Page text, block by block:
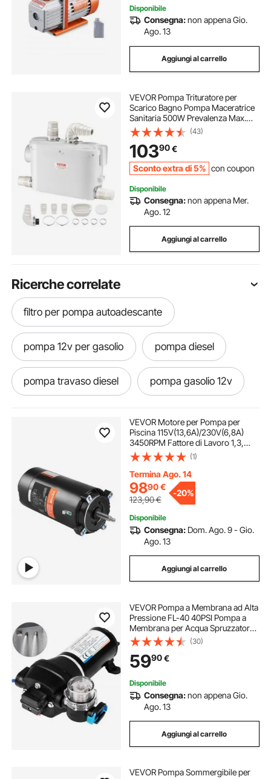
Disponibile
Consegna:non appena Gio.
Ago. 13
Aggiungi al carrello
VEVOR Pompa Trituratore per
Scarico Bagno Pompa Maceratrice
Sanitaria 500W Prevalenza Max.
8m 3 Entrate per Tubi Portata Max.
6600L/h, Pompa Trituratore WC
2900 giri/min Resistente all'Acqua
Calda
(43)
10390€
Sconto extra di 5% con coupon
Disponibile
Consegna:non appena Mer.
Ago. 12
Aggiungi al carrello
Ricerche correlate
filtro per pompa autoadescante
pompa 12v per gasolio pompa diesel
pompa travaso diesel pompa gasolio 12v
pompa travaso gasolio 12v
pompa acciaio irroratrice
pompa sommergibile con interruttore
pompa sommersa acciaio
pompa 200 pompa in plastica
pompa a vuoto camera a vuoto
pompa con manometro
VEVOR Motore per Pompa per
Piscina 115V(13,6A)/230V(6,8A)
3450RPM Fattore di Lavoro 1,3,
Condensatore 90μF/Flangia 250V
Motore di Ricambio Rotondo
Rotante in Senso Antiorario per
Piscine
(1)
Termina Ago. 14
9890€
123,90€
-20%
Disponibile
Consegna: Dom. Ago. 9 - Gio.
Ago. 13
Aggiungi al carrello
VEVOR Pompa a Membrana ad Alta
Pressione FL-40 40PSI Pompa a
Membrana per Acqua Spruzzatore
Autoadescante 17L / min 12V,
Utilizzo
Camper/Barca/RV/Giardino/Industri
a Agricola
(30)
5990€
Disponibile
Consegna:non appena Gio.
Ago. 13
Aggiungi al carrello
VEVOR Pompa Sommergibile per